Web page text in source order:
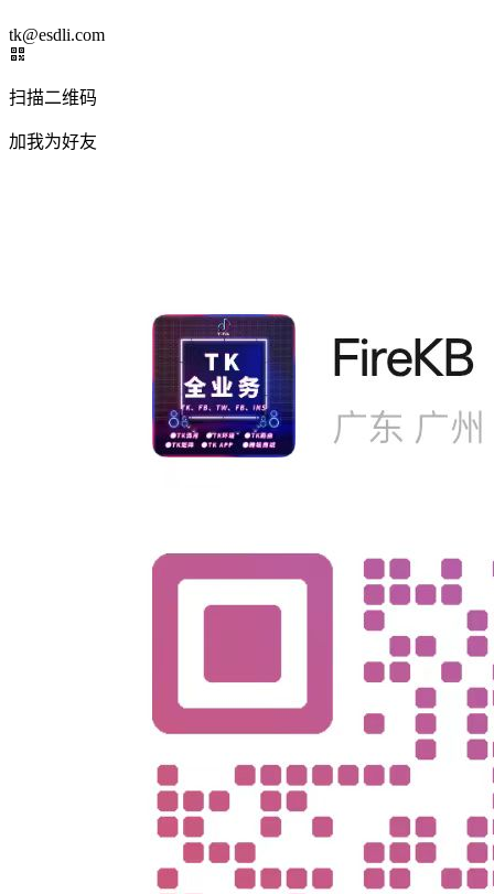
tk@esdli.com
扫描二维码
加我为好友